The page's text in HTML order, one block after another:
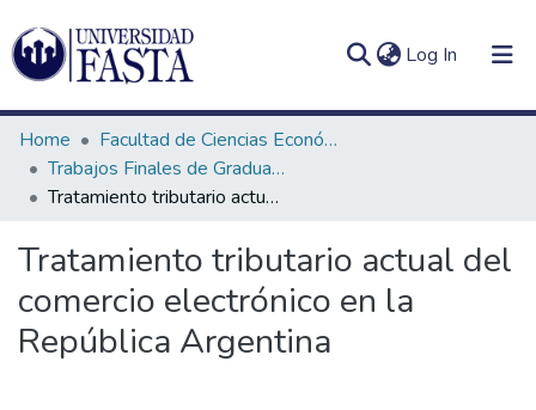
Log In (current)
Communities
&
Collections
All of DSpace
In(current)
Home
Facultad de Ciencias Económicas
Trabajos Finales de Graduación de Contador Público
Tratamiento tributario actual del comercio electrónico en la República Argentina
Tratamiento tributario actual del
comercio electrónico en la
República Argentina